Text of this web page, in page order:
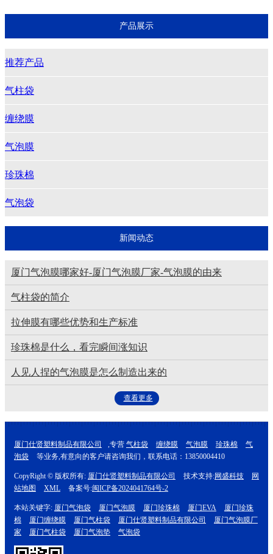
产品展示
推荐产品
气柱袋
缠绕膜
气泡膜
珍珠棉
气泡袋
新闻动态
厦门气泡膜哪家好-厦门气泡膜厂家-气泡膜的由来
气柱袋的简介
拉伸膜有哪些优势和生产标准
珍珠棉是什么，看完瞬间涨知识
人见人捏的气泡膜是怎么制造出来的
查看更多
厦门仕贤塑料制品有限公司 ,专营 气柱袋 缠绕膜 气泡膜 珍珠棉
气
泡袋
等业务,有意向的客户请咨询我们，联系电话：13850004410
CopyRight © 版权所有: 厦门仕贤塑料制品有限公司 技术支持:网盛科技
网
站地图
XML 备案号:闽ICP备2024041764号-2
本站关键字: 厦门气泡袋 厦门气泡膜 厦门珍珠棉 厦门EVA
厦门珍珠
棉
厦门缠绕膜 厦门气柱袋 厦门仕贤塑料制品有限公司
厦门气泡膜厂
家
厦门气柱袋 厦门气泡垫 气泡袋